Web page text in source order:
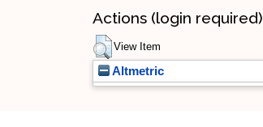
Actions (login required)
View Item
Altmetric